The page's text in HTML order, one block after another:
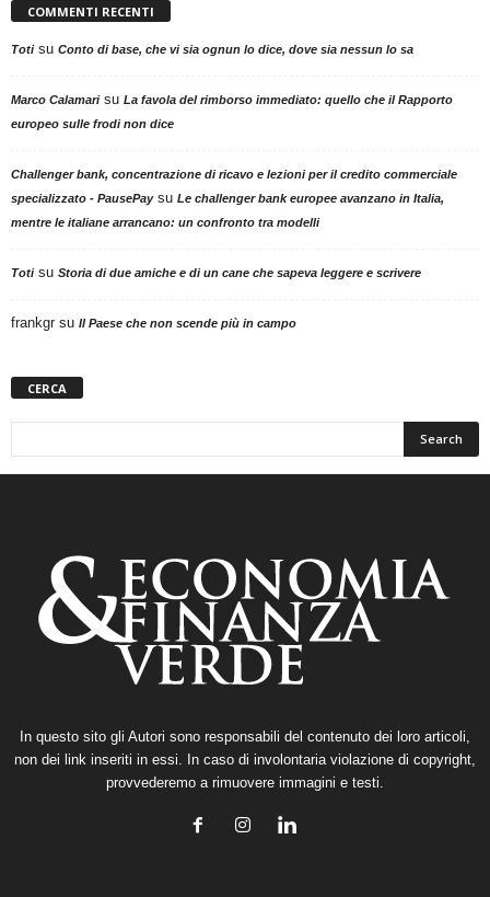
COMMENTI RECENTI
Totisu Conto di base, che vi sia ognun lo dice, dove sia nessun lo sa
Marco Calamarisu La favola del rimborso immediato: quello che il Rapporto
europeo sulle frodi non dice
Challenger bank, concentrazione di ricavo e lezioni per il credito commerciale
specializzato - PausePaysu Le challenger bank europee avanzano in Italia,
mentre le italiane arrancano: un confronto tra modelli
Totisu Storia di due amiche e di un cane che sapeva leggere e scrivere
frankgr su Il Paese che non scende più in campo
CERCA
In questo sito gli Autori sono responsabili del contenuto dei loro articoli,
non dei link inseriti in essi. In caso di involontaria violazione di copyright,
provvederemo a rimuovere immagini e testi.